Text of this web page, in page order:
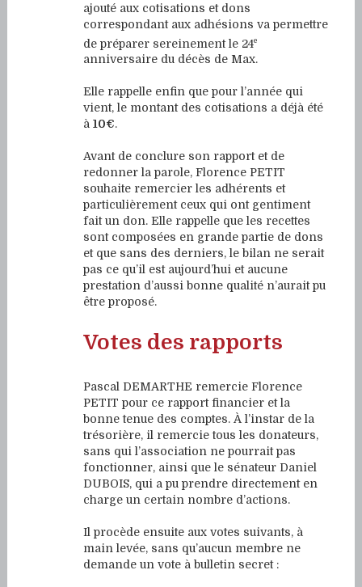
ajouté aux cotisations et dons
correspondant aux adhésions va permettre
de préparer sereinement le 24e
anniversaire du décès de Max.
Elle rappelle enfin que pour l’année qui
vient, le montant des cotisations a déjà été
à 10€.
Avant de conclure son rapport et de
redonner la parole, Florence PETIT
souhaite remercier les adhérents et
particulièrement ceux qui ont gentiment
fait un don. Elle rappelle que les recettes
sont composées en grande partie de dons
et que sans des derniers, le bilan ne serait
pas ce qu’il est aujourd’hui et aucune
prestation d’aussi bonne qualité n’aurait pu
être proposé.
Votes des rapports
Pascal DEMARTHE remercie Florence
PETIT pour ce rapport financier et la
bonne tenue des comptes. À l’instar de la
trésorière, il remercie tous les donateurs,
sans qui l’association ne pourrait pas
fonctionner, ainsi que le sénateur Daniel
DUBOIS, qui a pu prendre directement en
charge un certain nombre d’actions.
Il procède ensuite aux votes suivants, à
main levée, sans qu’aucun membre ne
demande un vote à bulletin secret :